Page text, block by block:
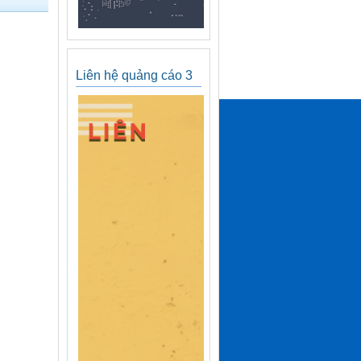
Liên hệ quảng cáo 3